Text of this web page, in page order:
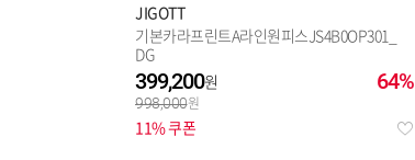
JIGOTT
기본카라프린트A라인원피스JS4B0OP301_
DG
64%
399,200
998,000
11% 쿠폰